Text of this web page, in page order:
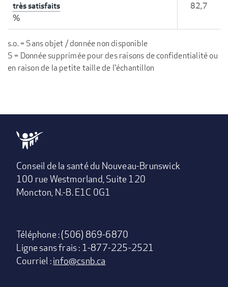
très satisfaits
%
82,7
s.o. = Sans objet / donnée non disponible
S = Donnée supprimée pour des raisons de confidentialité ou
en raison de la petite taille de l'échantillon
Conseil de la santé du Nouveau-Brunswick
100 rue Westmorland, Suite 120
Moncton, N.-B. E1C 0G1
Téléphone : (506) 869-6870
Ligne sans frais : 1-877-225-2521
Courriel :info@csnb.ca